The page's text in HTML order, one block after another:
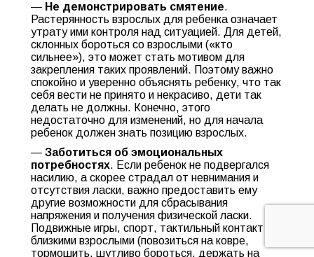
— Не демонстрировать смятение.
Растерянность взрослых для ребенка означает
утрату ими контроля над ситуацией. Для детей,
склонных бороться со взрослыми («кто
сильнее»), это может стать мотивом для
закрепления таких проявлений. Поэтому важно
спокойно и уверенно объяснять ребенку, что так
себя вести не принято и некрасиво, дети так
делать не должны. Конечно, этого
недостаточно для изменений, но для начала
ребенок должен знать позицию взрослых.
— Заботиться об эмоциональных
потребностях. Если ребенок не подвергался
насилию, а скорее страдал от невнимания и
отсутствия ласки, важно предоставить ему
другие возможности для сбрасывания
напряжения и получения физической ласки.
Подвижные игры, спорт, тактильный контакт с
близкими взрослыми (повозиться на ковре,
тормошить, шутливо бороться, держать на